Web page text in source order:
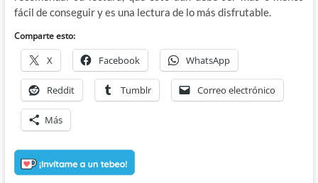
fácil de conseguir y es una lectura de lo más disfrutable.
Comparte esto:
X Facebook WhatsApp
Reddit Tumblr Correo electrónico
Más